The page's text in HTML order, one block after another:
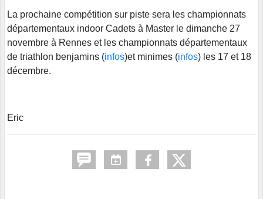
La prochaine compétition sur piste sera les championnats
départementaux indoor Cadets à Master le dimanche 27
novembre à Rennes et les championnats départementaux
de triathlon benjamins (infos)et minimes (infos) les 17 et 18
décembre.
Eric